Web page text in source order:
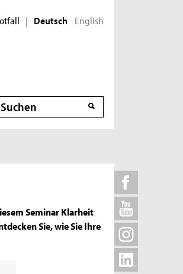
| Deutsch English
Suche
Suche
Seminar Klarheit
Sie, wie Sie Ihre